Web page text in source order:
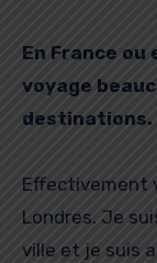
En France ou
voyage
destinations.
Effectivement
Londres. Je
ville et je suis